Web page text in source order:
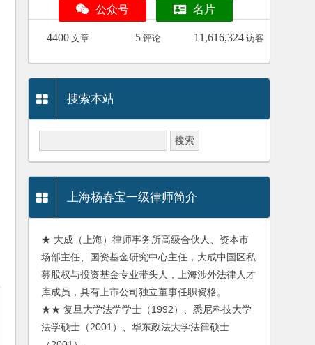
公众号 名片
4400 文章 5 评论 11,616,324 访客
搜索本站
上海杨春宝一级律师简介
★ 大成（上海）律师事务所高级合伙人、资本市
场部主任、国资基金研究中心主任，大成中国区私
募股权与投资基金专业带头人，上海涉外法律人才
库成员，具有上市公司独立董事任职资格。
★★ 复旦大学法学学士（1992）、悉尼科技大学
法学硕士（2001）、华东政法大学法律硕士